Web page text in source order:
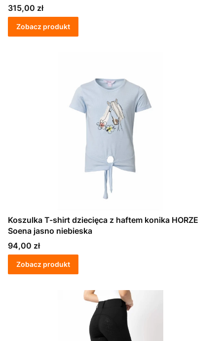
Cena
315,00 zł
Zobacz produkt
Koszulka T-shirt dziecięca z haftem konika HORZE
Soena jasno niebieska
Cena
94,00 zł
Zobacz produkt